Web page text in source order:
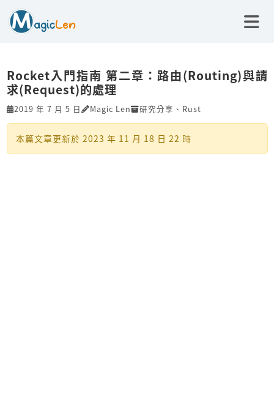
Rocket入門指南 第二章：路由(Routing)與請
求(Request)的處理
2019 年 7 月 5 日 Magic Len 研究分享 、 Rust
本篇文章更新於 2023 年 11 月 18 日 22 時